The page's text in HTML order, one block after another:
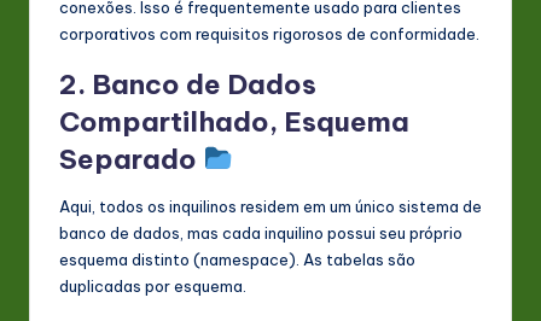
conexões. Isso é frequentemente usado para clientes
corporativos com requisitos rigorosos de conformidade.
2. Banco de Dados
Compartilhado, Esquema
Separado
Aqui, todos os inquilinos residem em um único sistema de
banco de dados, mas cada inquilino possui seu próprio
esquema distinto (namespace). As tabelas são
duplicadas por esquema.